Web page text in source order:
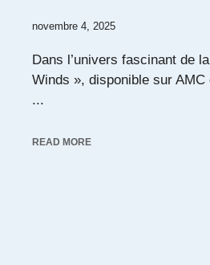
novembre 4, 2025
Dans l’univers fascinant de
Winds », disponible sur
...
READ MORE